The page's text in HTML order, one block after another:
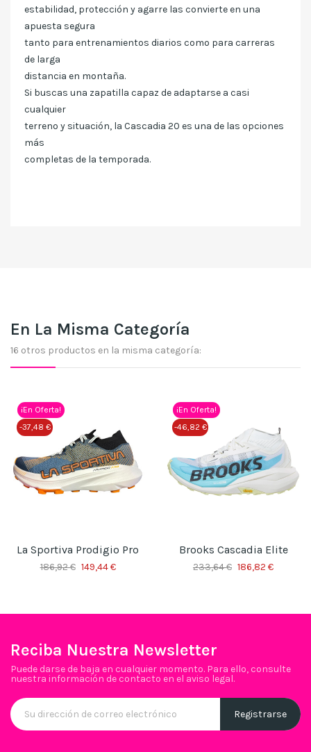
estabilidad, protección y agarre las convierte en una
apuesta segura
tanto para entrenamientos diarios como para carreras
de larga
distancia en montaña.
Si buscas una zapatilla capaz de adaptarse a casi
cualquier
terreno y situación, la Cascadia 20 es una de las opciones
más
completas de la temporada.
En La Misma Categoría
16 otros productos en la misma categoría:
-37,48 €
¡En Oferta!
La Sportiva Prodigio Pro
186,92 € 149,44 €
-46,82 €
¡En Oferta!
Brooks Cascadia Elite
233,64 € 186,82 €
Reciba Nuestra Newsletter
Puede darse de baja en cualquier momento. Para ello, consulte
nuestra información de contacto en el aviso legal.